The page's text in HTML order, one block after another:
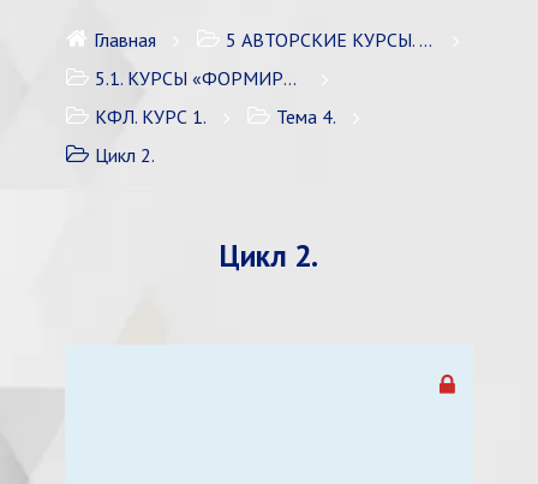
Главная
5 АВТОРСКИЕ КУРСЫ. ЛИЧНОСТНЫЙ РОСТ
5.1. КУРСЫ «ФОРМИРОВАНИЕ ЛИЧНОСТИ» / 7 курсов
КФЛ. КУРС 1.
Тема 4.
Цикл 2.
Цикл 2.